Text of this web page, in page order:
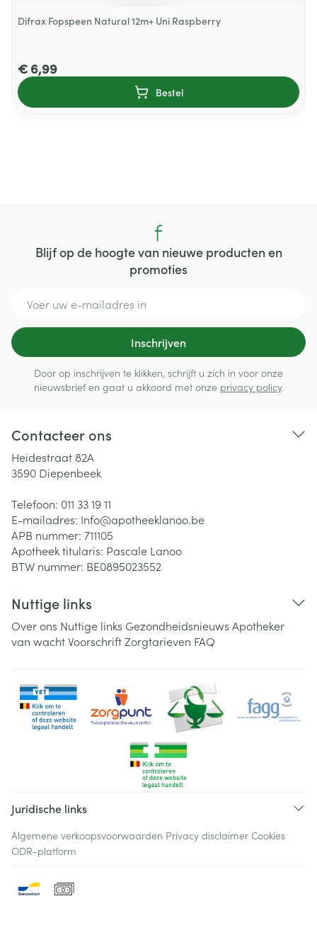
Difrax Fopspeen Natural 12m+ Uni Raspberry
€ 6,99
Bestel
Blijf op de hoogte van nieuwe producten en
promoties
Inschrijven
Door op inschrijven te klikken, schrijft u zich in voor onze
nieuwsbrief en gaat u akkoord met onze privacy policy.
Contacteer ons
Heidestraat 82A
3590 Diepenbeek
Telefoon: 011 33 19 11
E-mailadres: Info@apotheeklanoo.be
APB nummer: 711105
Apotheek titularis: Pascale Lanoo
BTW nummer: BE0895023552
Nuttige links
Over ons Nuttige links Gezondheidsnieuws Apotheker
van wachtVoorschriftZorgtarieven FAQ
Juridische links
Algemene verkoopsvoorwaarden Privacy disclaimer Cookies
ODR-platform